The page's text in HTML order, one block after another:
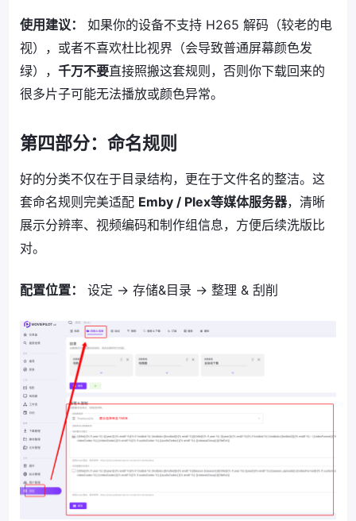
使用建议：
如果你的设备不支持 H265 解码（较老的电
视），或者不喜欢杜比视界（会导致普通屏幕颜色发
绿）， 千万不要直接照搬这套规则，否则你下载回来的
很多片子可能无法播放或颜色异常。
第四部分：命名规则
好的分类不仅在于目录结构，更在于文件名的整洁。这
套命名规则完美适配 Emby / Plex等媒体服务器，清晰
展示分辨率、视频编码和制作组信息，方便后续洗版比
对。
配置位置： 设定 -> 存储&目录 -> 整理 & 刮削